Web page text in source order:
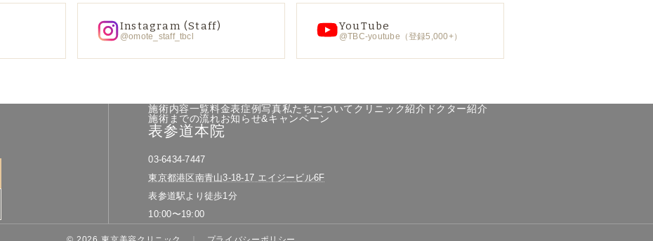
Instagram (Staff)
@omote_staff_tbcl
YouTube
@TBC-youtube（登録5,000+）
施術内容一覧料金表症例写真私たちについて クリニック紹介 ドクター紹介
施術までの流れお知らせ&キャンペーン
表参道本院
03-6434-7447
東京都港区南青山3-18-17 エイジービル6F
表参道駅より徒歩1分
10:00〜19:00